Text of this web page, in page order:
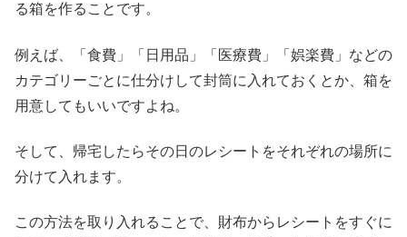
る箱を作ることです。
例えば、「食費」「日用品」「医療費」「娯楽費」などの
カテゴリーごとに仕分けして封筒に入れておくとか、箱を
用意してもいいですよね。
そして、帰宅したらその日のレシートをそれぞれの場所に
分けて入れます。
この方法を取り入れることで、財布からレシートをすぐに